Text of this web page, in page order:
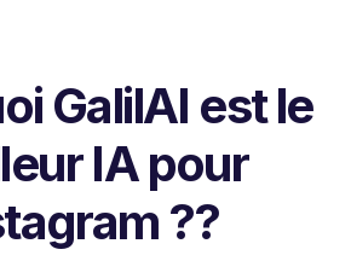
GalilAI est le
IA pour
??